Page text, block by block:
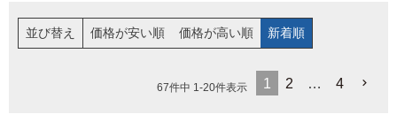
並び替え 価格が安い順 価格が高い順 新着順
67件中 1-20件表示 1 2 … 4